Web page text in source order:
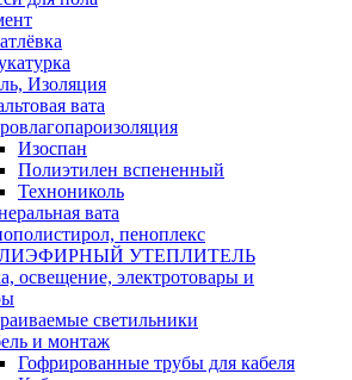
Изоляция
вата
Изоспан
Полиэтилен вспененный
Технониколь
вата
пеноплекс
УТЕПЛИТЕЛЬ
освещение, электротовары и
светильники
и монтаж
Гофрированные трубы для кабеля